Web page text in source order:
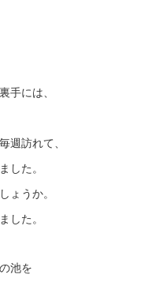
手には、
週訪れて、
した。
ょうか。
した。
池を